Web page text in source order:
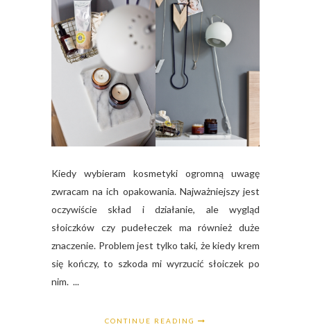
Kiedy wybieram kosmetyki ogromną uwagę
zwracam na ich opakowania. Najważniejszy jest
oczywiście skład i działanie, ale wygląd
słoiczków czy pudełeczek ma również duże
znaczenie. Problem jest tylko taki, że kiedy krem
się kończy, to szkoda mi wyrzucić słoiczek po
nim. ...
CONTINUE READING